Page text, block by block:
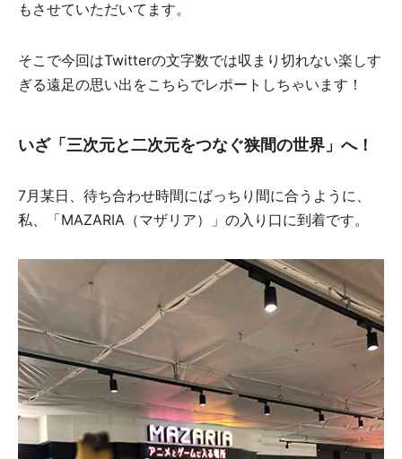
もさせていただいてます。
そこで今回はTwitterの文字数では収まり切れない楽しす
ぎる遠足の思い出をこちらでレポートしちゃいます！
いざ「三次元と二次元をつなぐ狭間の世界」へ！
7月某日、待ち合わせ時間にばっちり間に合うように、
私、「MAZARIA（マザリア）」の入り口に到着です。